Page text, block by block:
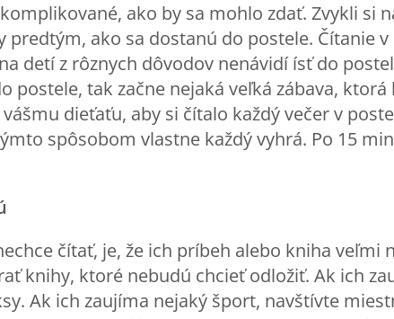
ako by sa mohlo zdať. Zvykli si
predtým, ako sa dostanú do postele. Čítanie
detí z rôznych dôvodov nenávidí ísť do
postele, tak začne nejaká veľká zábava,
dieťaťu, aby si čítalo každý večer v
spôsobom vlastne každý vyhrá. Po 15
čítať, je, že ich príbeh alebo kniha veľmi
knihy, ktoré nebudú chcieť odložiť. Ak ich
Ak ich zaujíma nejaký šport, navštívte